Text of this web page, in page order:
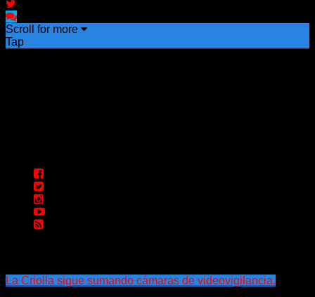
Scroll for more
Tap
La Criolla sigue sumando cámaras de videovigilancia.